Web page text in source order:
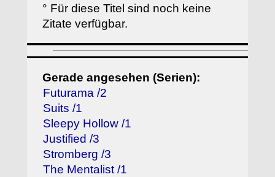
° Für diese Titel sind noch keine
Zitate verfügbar.
Gerade angesehen (Serien):
Futurama /2
Suits /1
Sleepy Hollow /1
Justified /3
Stromberg /3
The Mentalist /1